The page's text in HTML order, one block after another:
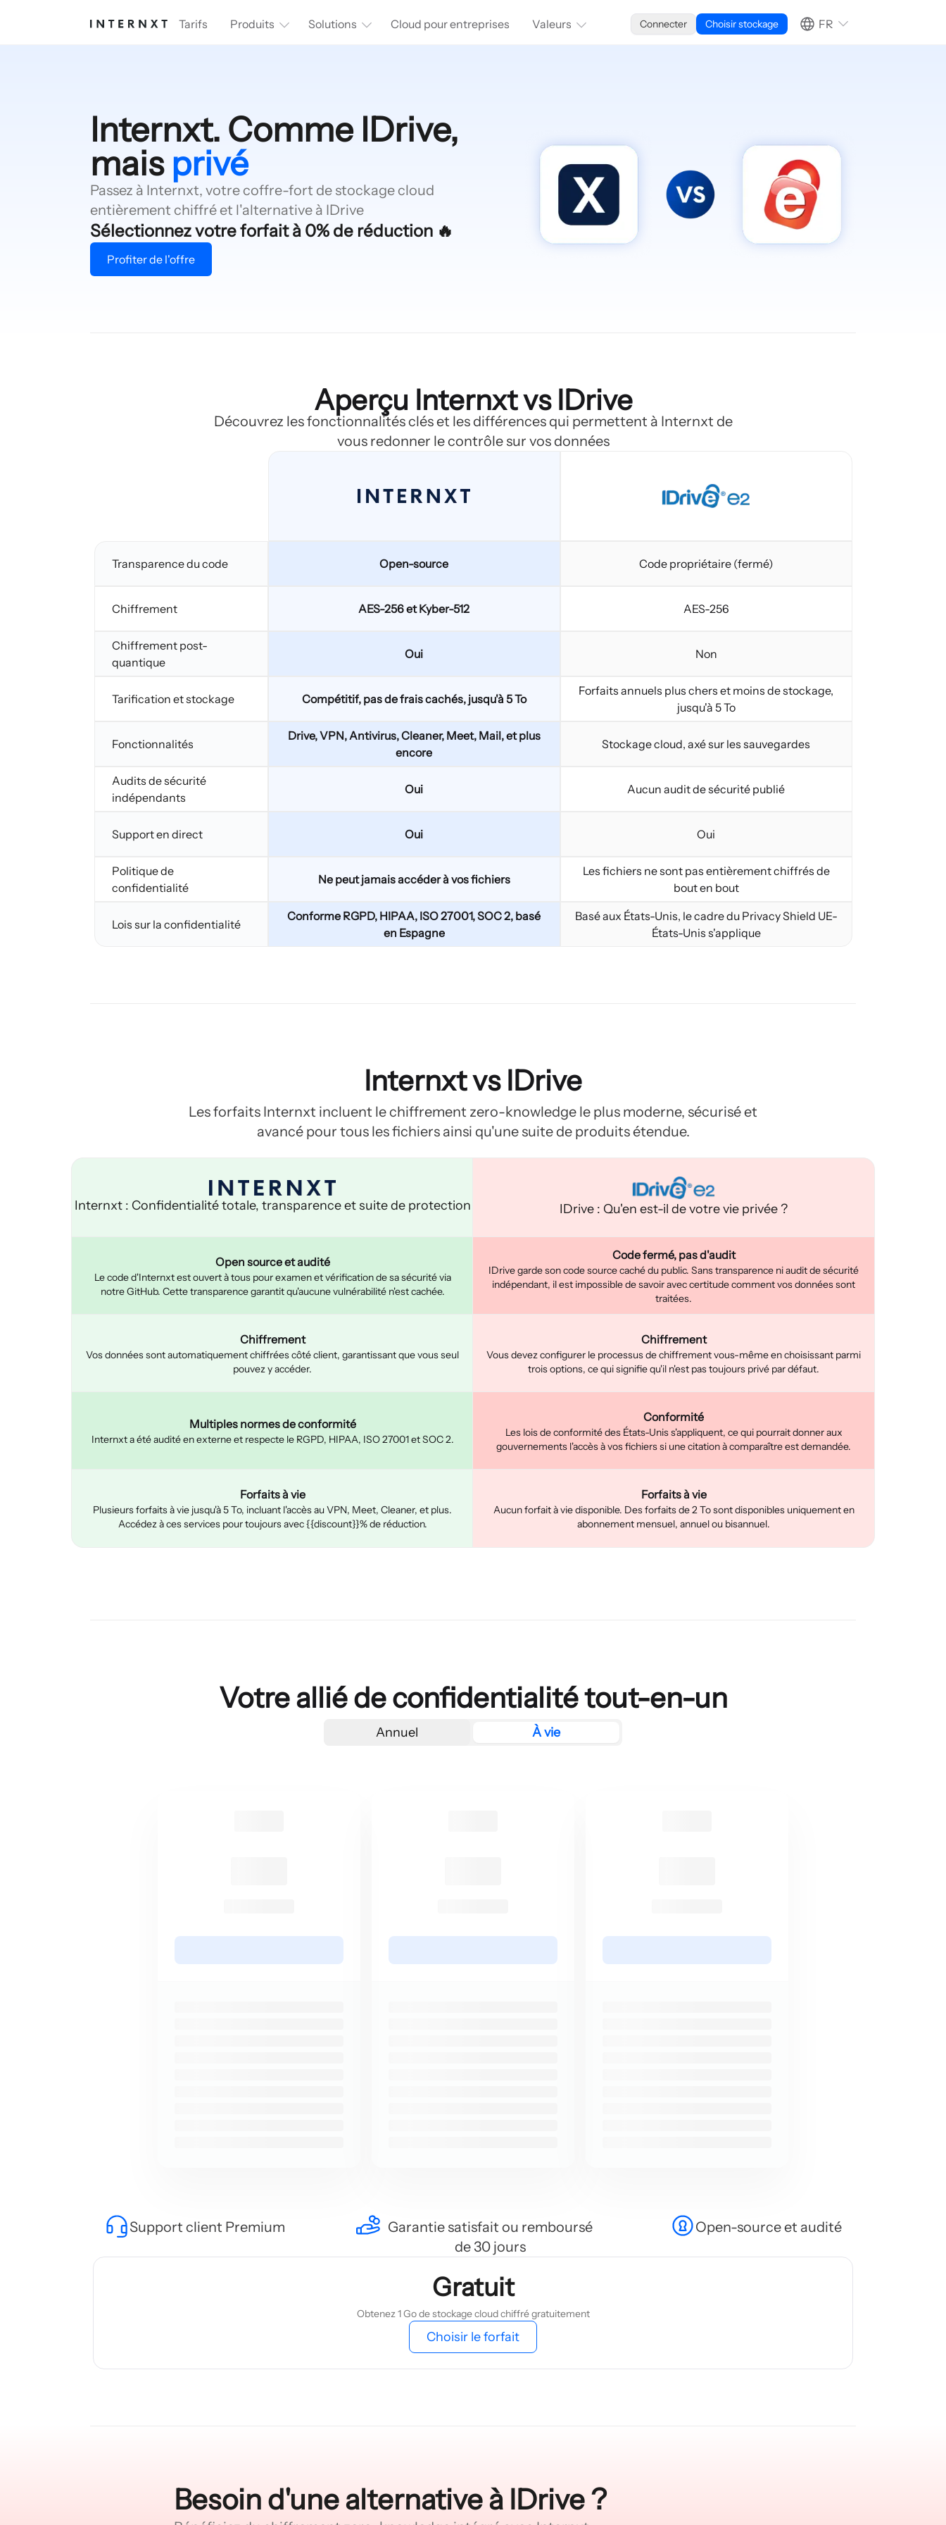
Tarifs Produits Solutions Cloud pour entreprises Valeurs Connecter Choisir stockage FR
Internxt. Comme IDrive,
mais privé
Passez à Internxt, votre coffre-fort de stockage cloud
entièrement chiffré et l'alternative à IDrive
Sélectionnez votre forfait à 0% de réduction 🔥
Profiter de l'offre
Aperçu Internxt vs IDrive
Découvrez les fonctionnalités clés et les différences qui permettent à Internxt de
vous redonner le contrôle sur vos données
Transparence du code
Chiffrement
Chiffrement post-
quantique
Tarification et stockage
Fonctionnalités
Audits de sécurité
indépendants
Support en direct
Politique de
confidentialité
Lois sur la confidentialité
Open-source Code propriétaire (fermé)
AES-256 et Kyber-512 AES-256
Oui Non
Compétitif, pas de frais cachés, jusqu'à 5 To
Forfaits annuels plus chers et moins de stockage,
jusqu'à 5 To
Drive, VPN, Antivirus, Cleaner, Meet, Mail, et plus
encore
Stockage cloud, axé sur les sauvegardes
Oui Aucun audit de sécurité publié
Oui Oui
Ne peut jamais accéder à vos fichiers
Les fichiers ne sont pas entièrement chiffrés de
bout en bout
Conforme RGPD, HIPAA, ISO 27001, SOC 2, basé
en Espagne
Basé aux États-Unis, le cadre du Privacy Shield UE-
États-Unis s'applique
Internxt vs IDrive
Les forfaits Internxt incluent le chiffrement zero-knowledge le plus moderne, sécurisé et
avancé pour tous les fichiers ainsi qu'une suite de produits étendue.
Internxt : Confidentialité totale, transparence et suite de protection
Open source et audité
Le code d'Internxt est ouvert à tous pour examen et vérification de sa sécurité via
notre GitHub. Cette transparence garantit qu'aucune vulnérabilité n'est cachée.
Chiffrement
Vos données sont automatiquement chiffrées côté client, garantissant que vous seul
pouvez y accéder.
Multiples normes de conformité
Internxt a été audité en externe et respecte le RGPD, HIPAA, ISO 27001 et SOC 2.
Forfaits à vie
Plusieurs forfaits à vie jusqu'à 5 To, incluant l'accès au VPN, Meet, Cleaner, et plus.
Accédez à ces services pour toujours avec {{discount}}% de réduction.
IDrive : Qu'en est-il de votre vie privée ?
Code fermé, pas d'audit
IDrive garde son code source caché du public. Sans transparence ni audit de sécurité
indépendant, il est impossible de savoir avec certitude comment vos données sont
traitées.
Chiffrement
Vous devez configurer le processus de chiffrement vous-même en choisissant parmi
trois options, ce qui signifie qu'il n'est pas toujours privé par défaut.
Conformité
Les lois de conformité des États-Unis s'appliquent, ce qui pourrait donner aux
gouvernements l'accès à vos fichiers si une citation à comparaître est demandée.
Forfaits à vie
Aucun forfait à vie disponible. Des forfaits de 2 To sont disponibles uniquement en
abonnement mensuel, annuel ou bisannuel.
Votre allié de confidentialité tout-en-un
Annuel À vie
Support client Premium
Garantie satisfait ou remboursé
de 30 jours
Open-source et audité
Gratuit
Obtenez 1 Go de stockage cloud chiffré gratuitement
Choisir le forfait
Besoin d'une alternative à IDrive ?